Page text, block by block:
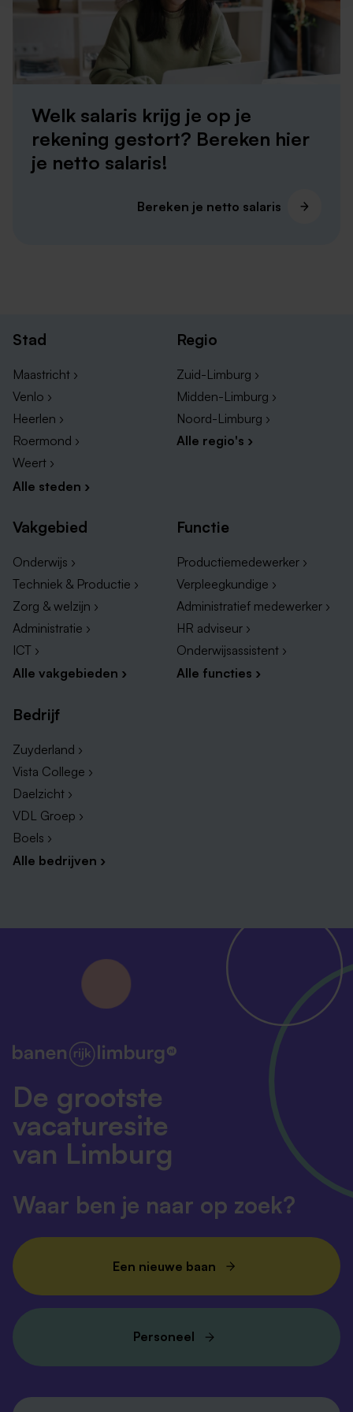
Welk salaris krijg je op je
rekening gestort? Bereken hier
je netto salaris!
Bereken je netto salaris
Stad
Maastricht ›
Venlo ›
Heerlen ›
Roermond ›
Weert ›
Alle steden ›
Regio
Zuid-Limburg ›
Midden-Limburg ›
Noord-Limburg ›
Alle regio's ›
Vakgebied
Onderwijs ›
Techniek & Productie ›
Zorg & welzijn ›
Administratie ›
ICT ›
Alle vakgebieden ›
Functie
Productiemedewerker ›
Verpleegkundige ›
Administratief medewerker ›
HR adviseur ›
Onderwijsassistent ›
Alle functies ›
Bedrijf
Zuyderland ›
Vista College ›
Daelzicht ›
VDL Groep ›
Boels ›
Alle bedrijven ›
De grootste
vacaturesite
van Limburg
Waar ben je naar op zoek?
Een nieuwe baan
Personeel